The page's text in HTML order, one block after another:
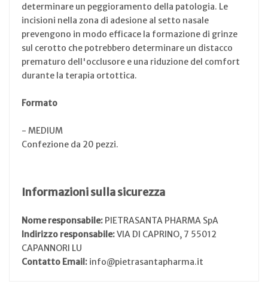
determinare un peggioramento della patologia. Le
incisioni nella zona di adesione al setto nasale
prevengono in modo efficace la formazione di grinze
sul cerotto che potrebbero determinare un distacco
prematuro dell'occlusore e una riduzione del comfort
durante la terapia ortottica.
Formato
- MEDIUM
Confezione da 20 pezzi.
Informazioni sulla sicurezza
Nome responsabile: PIETRASANTA PHARMA SpA
Indirizzo responsabile:VIA DI CAPRINO, 7 55012
CAPANNORI LU
Contatto Email: info@pietrasantapharma.it